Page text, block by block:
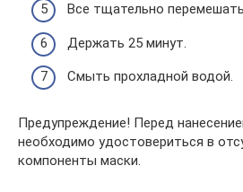
Все тщательно
Держать 25 минут.
Смыть прохладной водой.
Предупреждение! Перед
необходимо удостовериться в
компоненты маски.